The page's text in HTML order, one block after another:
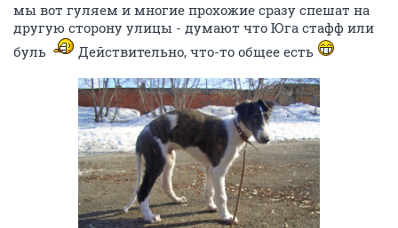
мы вот гуляем и многие прохожие сразу спешат на
другую сторону улицы - думают что Юга стафф или
буль
Действительно, что-то общее есть